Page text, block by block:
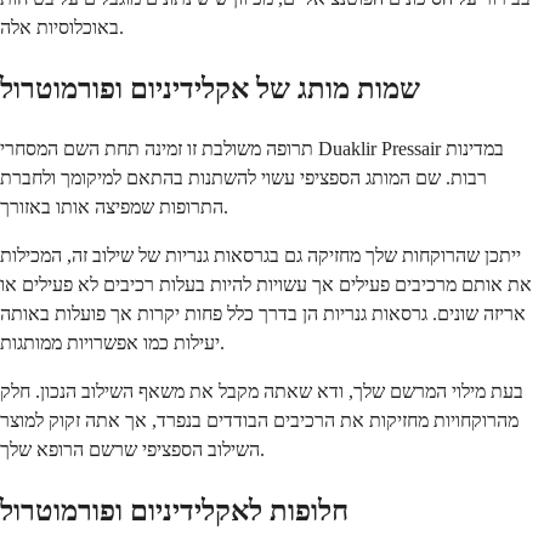
באוכלוסיות אלה.
שמות מותג של אקלידיניום ופורמוטרול
תרופה משולבת זו זמינה תחת השם המסחרי Duaklir Pressair במדינות
רבות. שם המותג הספציפי עשוי להשתנות בהתאם למיקומך ולחברת
התרופות שמפיצה אותו באזורך.
ייתכן שהרוקחות שלך מחזיקה גם בגרסאות גנריות של שילוב זה, המכילות
את אותם מרכיבים פעילים אך עשויות להיות בעלות רכיבים לא פעילים או
אריזה שונים. גרסאות גנריות הן בדרך כלל פחות יקרות אך פועלות באותה
יעילות כמו אפשרויות ממותגות.
בעת מילוי המרשם שלך, ודא שאתה מקבל את משאף השילוב הנכון. חלק
מהרוקחויות מחזיקות את הרכיבים הבודדים בנפרד, אך אתה זקוק למוצר
השילוב הספציפי שרשם הרופא שלך.
חלופות לאקלידיניום ופורמוטרול